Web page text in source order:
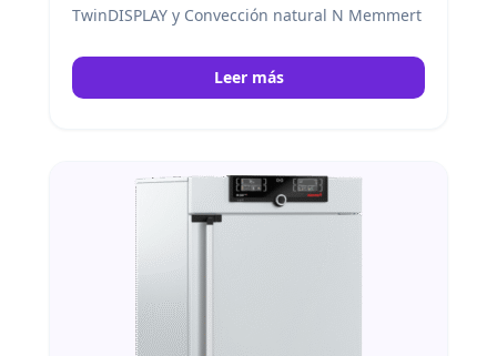
TwinDISPLAY y Convección natural N Memmert
Leer más